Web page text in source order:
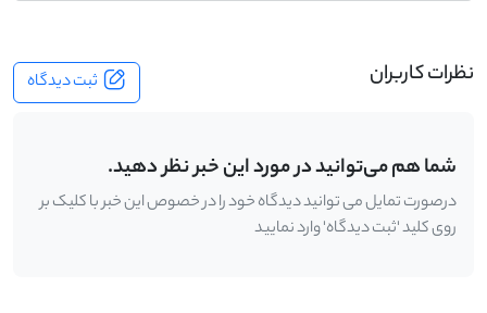
نظرات کاربران ثبت دیدگاه
شما هم می‌توانید در مورد این خبر نظر دهید.
درصورت تمایل می توانید دیدگاه خود را در خصوص این خبر با کلیک بر
روی کلید 'ثبت دیدگاه' وارد نمایید